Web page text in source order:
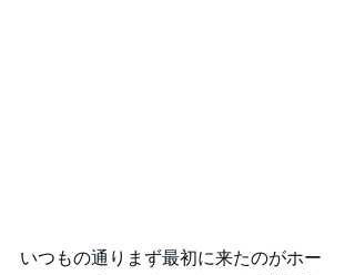
いつもの通りまず最初に来たのがホー